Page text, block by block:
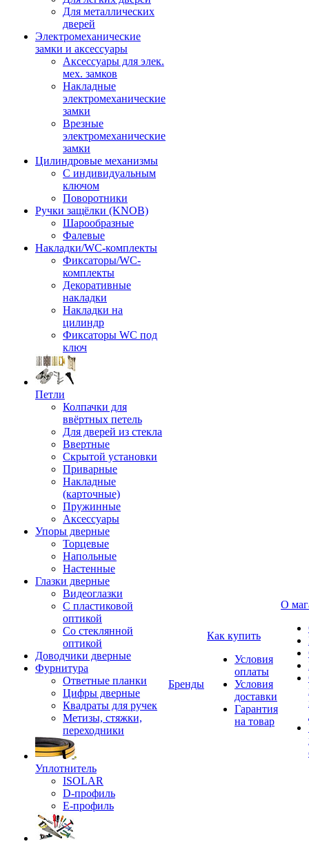
Для металлических
дверей
Электромеханические
замки и аксессуары
Аксессуары для элек.
мех. замков
Накладные
электромеханические
замки
Врезные
электромеханические
замки
Цилиндровые механизмы
С индивидуальным
ключом
Поворотники
Ручки защёлки (KNOB)
Шарообразные
Фалевые
Накладки/WC-комплекты
Фиксаторы/WC-
комплекты
Декоративные
накладки
Накладки на
цилиндр
Фиксаторы WC под
ключ
Петли
Колпачки для
ввёртных петель
Для дверей из стекла
Ввертные
Скрытой установки
Приварные
Накладные
(карточные)
Пружинные
Аксессуары
Упоры дверные
Торцевые
Напольные
Настенные
Глазки дверные
Видеоглазки
С пластиковой
оптикой
Со стеклянной
оптикой
Доводчики дверные
Фурнитура
Ответные планки
Цифры дверные
Квадраты для ручек
Метизы, стяжки,
переходники
Уплотнитель
ISOLAR
D-профиль
Е-профиль
Бренды
Как купить
Условия
оплаты
Условия
доставки
Гарантия
на товар
О